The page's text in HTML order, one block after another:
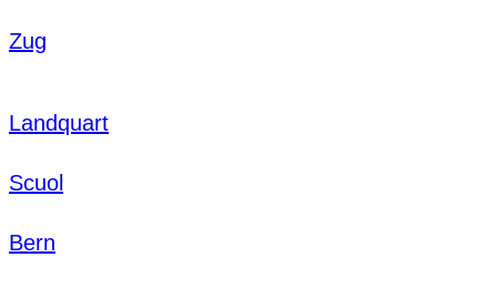
Zug
Landquart
Scuol
Bern